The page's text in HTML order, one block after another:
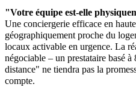
"Votre équipe est-elle
Une conciergerie efficace en
géographiquement proche du
locaux activable en urgence. La
négociable – un prestataire basé
distance" ne tiendra pas la
compte.